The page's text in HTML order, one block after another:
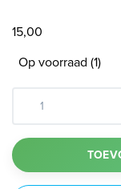
15,00
Op voorraad (1)